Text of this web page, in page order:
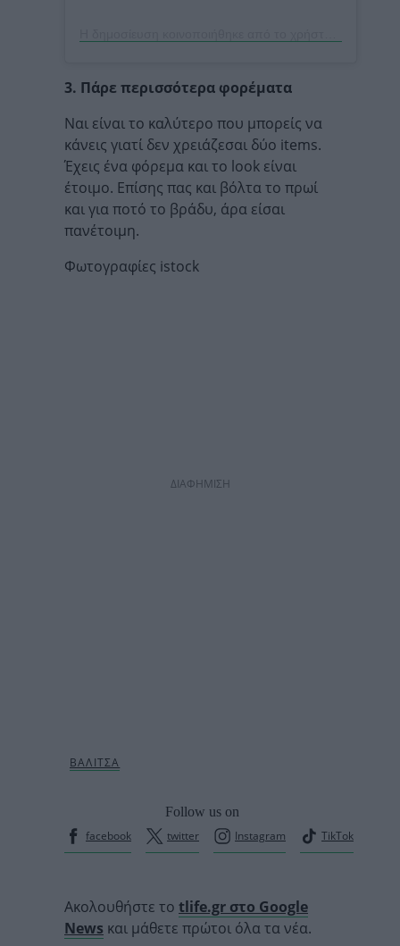
3. Πάρε περισσότερα φορέματα
Ναι είναι το καλύτερο που μπορείς να
κάνεις γιατί δεν χρειάζεσαι δύο items.
Έχεις ένα φόρεμα και το look είναι
έτοιμο. Επίσης πας και βόλτα το πρωί
και για ποτό το βράδυ, άρα είσαι
πανέτοιμη.
Φωτογραφίες istock
ΔΙΑΦΗΜΙΣΗ
Follow us on
facebook
twitter Instagram TikTok
Ακολουθήστε το tlife.gr στο Google
News και μάθετε πρώτοι όλα τα νέα.